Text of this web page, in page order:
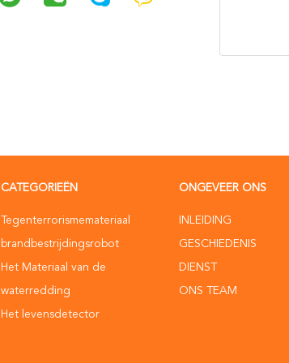
CATEGORIEËN
Tegenterrorismemateriaal
brandbestrijdingsrobot
Het Materiaal van de
waterredding
Het levensdetector
ONGEVEER ONS
INLEIDING
GESCHIEDENIS
DIENST
ONS TEAM